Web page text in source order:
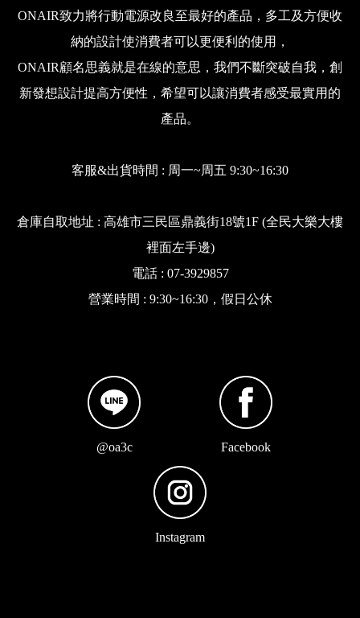
ONAIR致力將行動電源改良至最好的產品，多工及方便收
納的設計使消費者可以更便利的使用，
ONAIR顧名思義就是在線的意思，我們不斷突破自我，創
新發想設計提高方便性，希望可以讓消費者感受最實用的
產品。
客服&出貨時間 : 周一~周五 9:30~16:30
倉庫自取地址 : 高雄市三民區鼎義街18號1F (全民大樂大樓
裡面左手邊)
電話 : 07-3929857
營業時間 : 9:30~16:30，假日公休
@oa3c Facebook
Instagram